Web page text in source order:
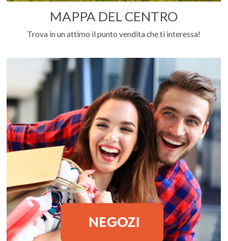
MAPPA DEL CENTRO
Trova in un attimo il punto vendita che ti interessa!